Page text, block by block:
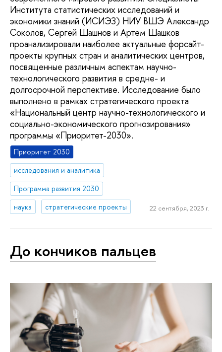
Института статистических исследований и
экономики знаний (ИСИЭЗ) НИУ ВШЭ Александр
Соколов, Сергей Шашнов и Артем Шашков
проанализировали наиболее актуальные форсайт-
проекты крупных стран и аналитических центров,
посвященные различным аспектам научно-
технологического развития в средне- и
долгосрочной перспективе. Исследование было
выполнено в рамках стратегического проекта
«Национальный центр научно-технологического и
социально-экономического прогнозирования»
программы «Приоритет-2030».
Приоритет 2030
исследования и аналитика
Программа развития 2030
наука
стратегические проекты 22 сентября, 2023 г.
До кончиков пальцев